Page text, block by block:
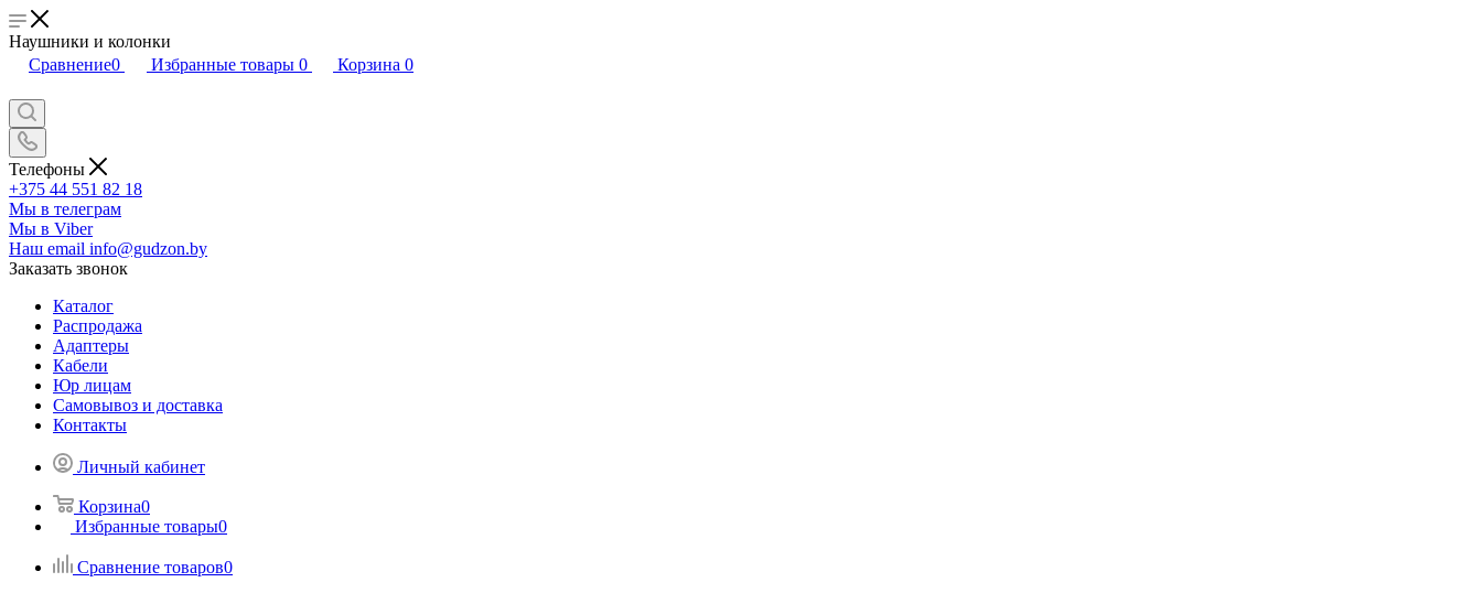
Наушники и колонки
Сравнение0 Избранные товары 0 Корзина 0
Телефоны
+375 44 551 82 18
Мы в телеграм
Мы в Viber
Наш email info@gudzon.by
Заказать звонок
Каталог
Распродажа
Адаптеры
Кабели
Юр лицам
Самовывоз и доставка
Контакты
Личный кабинет
Корзина0
Избранные товары0
Сравнение товаров0